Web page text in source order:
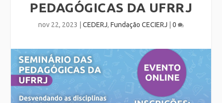
PEDAGÓGICAS DA UFRRJ
nov 22, 2023 CEDERJ, Fundação CECIERJ 0